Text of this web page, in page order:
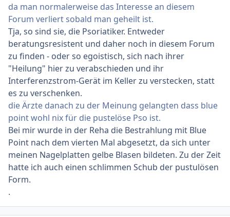
da man normalerweise das Interesse an diesem
Forum verliert sobald man geheilt ist.
Tja, so sind sie, die Psoriatiker. Entweder
beratungsresistent und daher noch in diesem Forum
zu finden - oder so egoistisch, sich nach ihrer
"Heilung" hier zu verabschieden und ihr
Interferenzstrom-Gerät im Keller zu verstecken, statt
es zu verschenken.
die Ärzte danach zu der Meinung gelangten dass blue
point wohl nix für die pustelöse Pso ist.
Bei mir wurde in der Reha die Bestrahlung mit Blue
Point nach dem vierten Mal abgesetzt, da sich unter
meinen Nagelplatten gelbe Blasen bildeten. Zu der Zeit
hatte ich auch einen schlimmen Schub der pustulösen
Form.
.